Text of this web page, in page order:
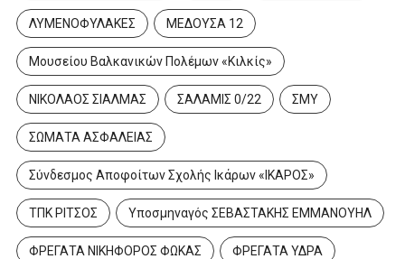
ΛΥΜΕΝΟΦΥΛΑΚΕΣ ΜΕΔΟΥΣΑ 12
Μουσείου Βαλκανικών Πολέμων «Κιλκίς»
ΝΙΚΟΛΑΟΣ ΣΙΑΛΜΑΣ ΣΑΛΑΜΙΣ 0/22 ΣΜΥ
ΣΩΜΑΤΑ ΑΣΦΑΛΕΙΑΣ
Σύνδεσμος Αποφοίτων Σχολής Ικάρων «ΙΚΑΡΟΣ»
ΤΠΚ ΡΙΤΣΟΣ Υποσμηναγός ΣΕΒΑΣΤΑΚΗΣ ΕΜΜΑΝΟΥΗΛ
ΦΡΕΓΑΤΑ ΝΙΚΗΦΟΡΟΣ ΦΩΚΑΣ ΦΡΕΓΑΤΑ ΥΔΡΑ